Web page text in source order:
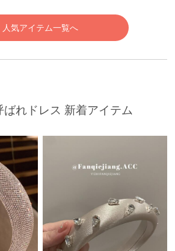
人気アイテム一覧へ
ばれドレス 新着アイテム